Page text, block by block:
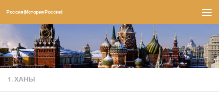
Перейти к содержимому
Россия (История России)
1. ХАНЫ